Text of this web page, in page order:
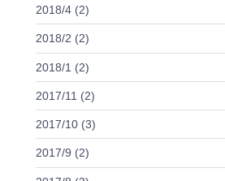
2018/4 (2)
2018/2 (2)
2018/1 (2)
2017/11 (2)
2017/10 (3)
2017/9 (2)